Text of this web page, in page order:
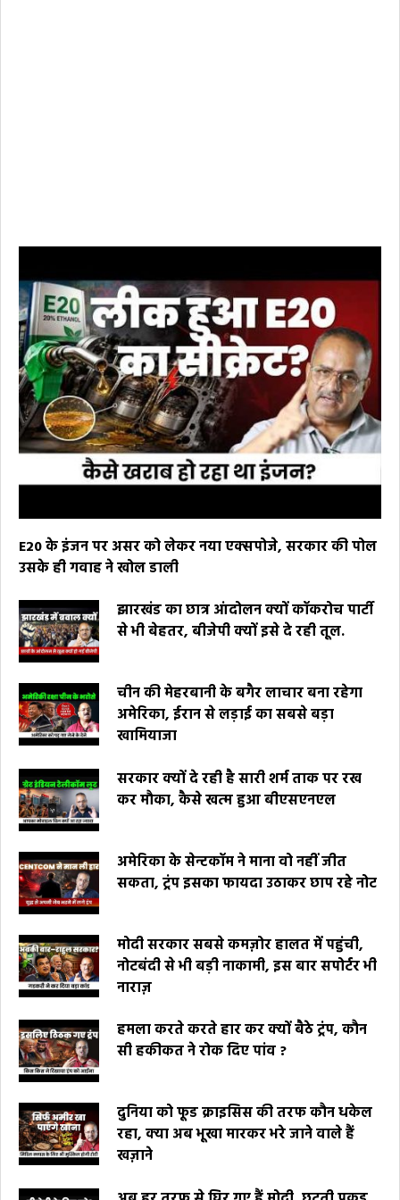
E20 के इंजन पर असर को लेकर नया एक्सपोजे, सरकार की पोल
उसके ही गवाह ने खोल डाली
झारखंड का छात्र आंदोलन क्यों कॉकरोच पार्टी
से भी बेहतर, बीजेपी क्यों इसे दे रही तूल.
चीन की मेहरबानी के बगैर लाचार बना रहेगा
अमेरिका, ईरान से लड़ाई का सबसे बड़ा
खामियाजा
सरकार क्यों दे रही है सारी शर्म ताक पर रख
कर मौका, कैसे खत्म हुआ बीएसएनएल
अमेरिका के सेन्टकॉम ने माना वो नहीं जीत
सकता, ट्रंप इसका फायदा उठाकर छाप रहे नोट
मोदी सरकार सबसे कमज़ोर हालत में पहुंची,
नोटबंदी से भी बड़ी नाकामी, इस बार सपोर्टर भी
नाराज़
हमला करते करते हार कर क्यों बैठे ट्रंप, कौन
सी हकीकत ने रोक दिए पांव ?
दुनिया को फूड क्राइसिस की तरफ कौन धकेल
रहा, क्या अब भूखा मारकर भरे जाने वाले हैं
खज़ाने